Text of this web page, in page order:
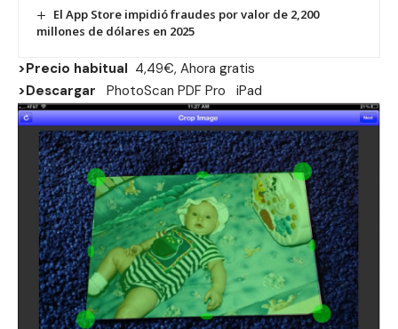
El App Store impidió fraudes por valor de 2,200
millones de dólares en 2025
>Precio habitual 4,49€, Ahora gratis
>Descargar
PhotoScan PDF Pro iPad